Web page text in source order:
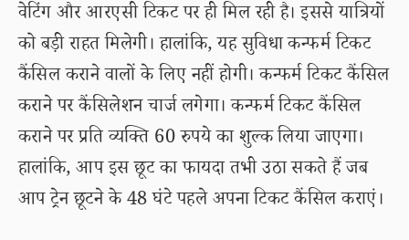
वेटिंग और आरएसी टिकट पर ही मिल रही है। इससे यात्रियों
को बड़ी राहत मिलेगी। हालांकि, यह सुविधा कन्फर्म टिकट
कैंसिल कराने वालों के लिए नहीं होगी। कन्फर्म टिकट कैंसिल
कराने पर कैंसिलेशन चार्ज लगेगा। कन्फर्म टिकट कैंसिल
कराने पर प्रति व्यक्ति 60 रुपये का शुल्क लिया जाएगा।
हालांकि, आप इस छूट का फायदा तभी उठा सकते हैं जब
आप ट्रेन छूटने के 48 घंटे पहले अपना टिकट कैंसिल कराएं।